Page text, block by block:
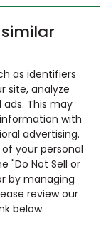
as identifiers
site, analyze
This may
with
advertising.
your personal
"Do Not Sell or
by managing
review our
below.